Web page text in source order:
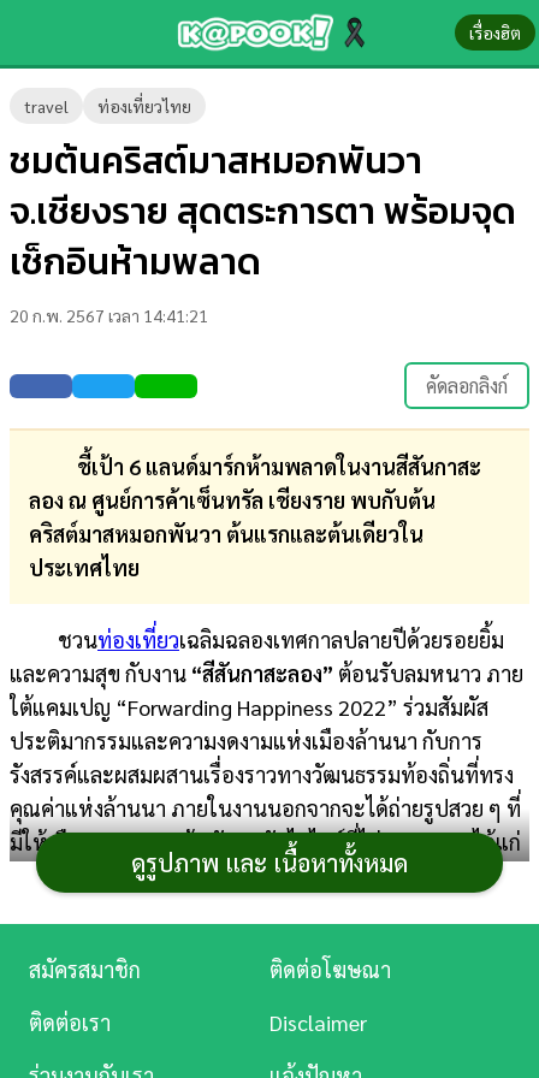
เรื่องฮิต
travel ท่องเที่ยวไทย
ชมต้นคริสต์มาสหมอกพันวา
จ.เชียงราย สุดตระการตา พร้อมจุด
เช็กอินห้ามพลาด
20 ก.พ. 2567 เวลา 14:41:21
คัดลอกลิงก์
ชี้เป้า 6 แลนด์มาร์กห้ามพลาดในงานสีสันกาสะ
ลอง ณ ศูนย์การค้าเซ็นทรัล เชียงราย พบกับต้น
คริสต์มาสหมอกพันวา ต้นแรกและต้นเดียวใน
ประเทศไทย
ชวนท่องเที่ยวเฉลิมฉลองเทศกาลปลายปีด้วยรอยยิ้ม
และความสุข กับงาน “สีสันกาสะลอง” ต้อนรับลมหนาว ภาย
ใต้แคมเปญ “Forwarding Happiness 2022” ร่วมสัมผัส
ประติมากรรมและความงดงามแห่งเมืองล้านนา กับการ
รังสรรค์และผสมผสานเรื่องราวทางวัฒนธรรมท้องถิ่นที่ทรง
คุณค่าแห่งล้านนา ภายในงานนอกจากจะได้ถ่ายรูปสวย ๆ ที่
มีให้เลือกหลายจุดแล้ว ยังพบกับไฮไลต์ที่ไม่ควรพลาด ได้แก่
ดูรูปภาพ และ เนื้อหาทั้งหมด
ข่าว-
ความ
รู้
บันเทิง
ตรวจ
หวย
บอล
สด
การ
การ
ศึกษา
บันเทิง
ดู
หนัง
สมัครสมาชิก
ติดต่อโฆษณา
ติดต่อเรา
Disclaimer